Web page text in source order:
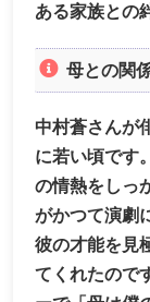
ある家族との
母との関
中村蒼さんが
に若い頃です
の情熱をしっ
がかつて演劇
彼の才能を見
てくれたので